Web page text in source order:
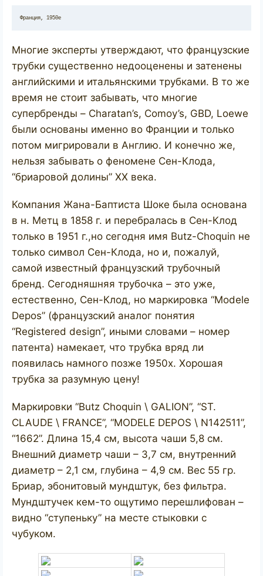
Франция, 1950е
Многие эксперты утверждают, что французские
трубки существенно недооценены и затенены
английскими и итальянскими трубками. В то же
время не стоит забывать, что многие
супербренды – Charatan’s, Comoy’s, GBD, Loewe
были основаны именно во Франции и только
потом мигрировали в Англию. И конечно же,
нельзя забывать о феномене Сен-Клода,
“бриаровой долины” ХХ века.
Компания Жана-Баптиста Шоке была основана
в н. Метц в 1858 г. и перебралась в Сен-Клод
только в 1951 г.,но сегодня имя Butz-Choquin не
только символ Сен-Клода, но и, пожалуй,
самой известный французский трубочный
бренд. Сегодняшняя трубочка – это уже,
естественно, Сен-Клод, но маркировка “Modele
Depos” (французский аналог понятия
“Registered design”, иными словами – номер
патента) намекает, что трубка вряд ли
появилась намного позже 1950х. Хорошая
трубка за разумную цену!
Маркировки “Butz Choquin \ GALION”, “ST.
CLAUDE \ FRANCE”, “MODELE DEPOS \ N142511”,
“1662”. Длина 15,4 см, высота чаши 5,8 см.
Внешний диаметр чаши – 3,7 см, внутренний
диаметр – 2,1 см, глубина – 4,9 см. Вес 55 гр.
Бриар, эбонитовый мундштук, без фильтра.
Мундштучек кем-то ощутимо перешлифован –
видно “ступеньку” на месте стыковки с
чубуком.